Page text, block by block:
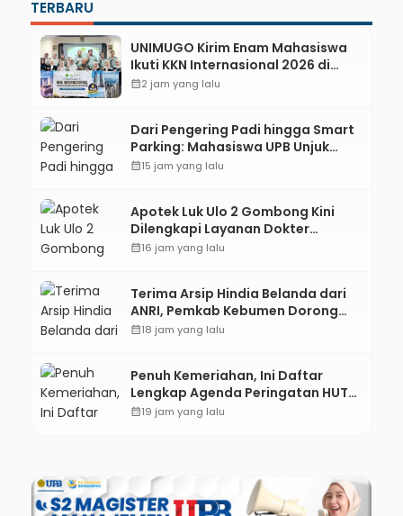
TERBARU
UNIMUGO Kirim Enam Mahasiswa
Ikuti KKN Internasional 2026 di
ASEAN dan Hong Kong
calendar_month2 jam yang lalu
Dari Pengering Padi hingga Smart
Parking: Mahasiswa UPB Unjuk
Gigi Lewat Pameran CODEX 2
calendar_month15 jam yang lalu
Apotek Luk Ulo 2 Gombong Kini
Dilengkapi Layanan Dokter
Spesialis Anak
calendar_month16 jam yang lalu
Terima Arsip Hindia Belanda dari
ANRI, Pemkab Kebumen Dorong
Integrasi Sejarah, Geopark, dan
calendar_month18 jam yang lalu
Penuh Kemeriahan, Ini Daftar
Lengkap Agenda Peringatan HUT
ke-81 RI dan Hari Jadi ke-397
calendar_month19 jam yang lalu